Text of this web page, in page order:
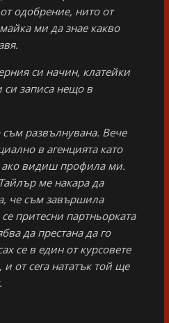
одобрение, нито от
ми да знае какво
си начин, клатейки
си записа нещо в
развълнувана. Вече
в агенцията като
видиш профила ми.
ме накара да
че съм завършила
притесни партньорката
да престана да го
се в един от курсовете
от сега нататък той ще